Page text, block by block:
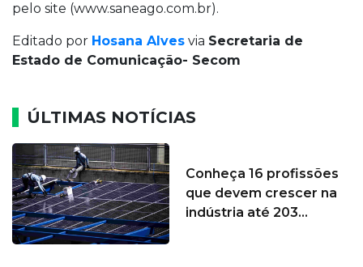
pelo site (www.saneago.com.br).
Editado por Hosana Alves via Secretaria de
Estado de Comunicação- Secom
ÚLTIMAS NOTÍCIAS
Conheça 16 profissões
que devem crescer na
indústria até 203...